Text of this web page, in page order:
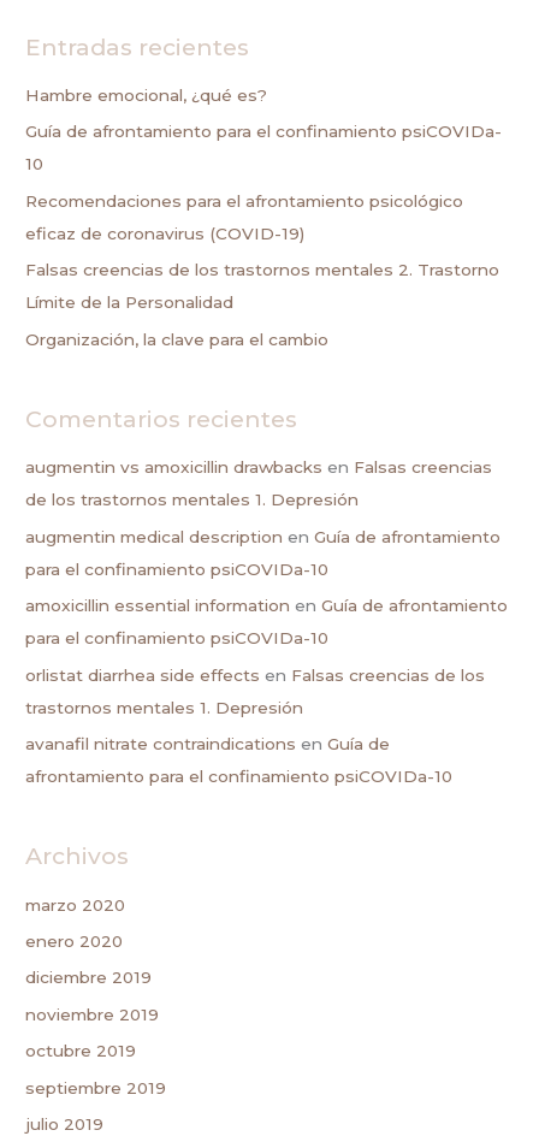
c
a
r
p
Entradas recientes
Hambre emocional, ¿qué es?
Guía de afrontamiento para el confinamiento psiCOVIDa-
10
Recomendaciones para el afrontamiento psicológico
eficaz de coronavirus (COVID-19)
Falsas creencias de los trastornos mentales 2. Trastorno
Límite de la Personalidad
Organización, la clave para el cambio
Comentarios recientes
augmentin vs amoxicillin drawbacks en Falsas creencias
de los trastornos mentales 1. Depresión
augmentin medical description enGuía de afrontamiento
para el confinamiento psiCOVIDa-10
amoxicillin essential information enGuía de afrontamiento
para el confinamiento psiCOVIDa-10
orlistat diarrhea side effects en Falsas creencias de los
trastornos mentales 1. Depresión
avanafil nitrate contraindications enGuía de
afrontamiento para el confinamiento psiCOVIDa-10
Archivos
marzo 2020
enero 2020
diciembre 2019
noviembre 2019
octubre 2019
septiembre 2019
julio 2019